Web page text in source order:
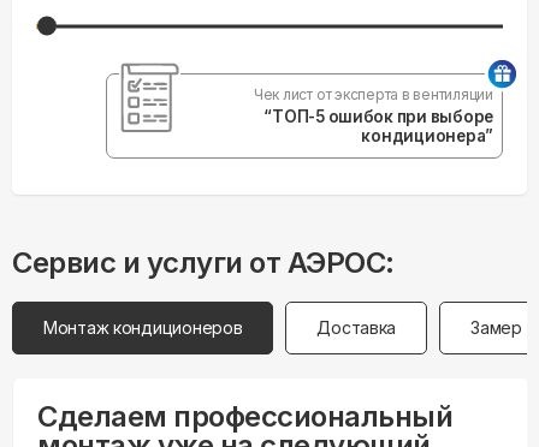
Чек лист от эксперта в вентиляции
“ТОП-5 ошибок при выборе
кондиционера”
Сервис и услуги от АЭРОС:
Монтаж кондиционеров Доставка Замер
Сделаем профессиональный